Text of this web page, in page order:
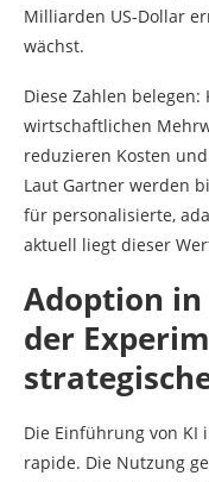
Milliarden US-Dollar
wächst.
Diese Zahlen
wirtschaftlichen
reduzieren Kosten
Laut Gartner werden
für personalisierte,
aktuell liegt dieser
Adoption
der
Die Einführung von KI
rapide. Die Nutzung